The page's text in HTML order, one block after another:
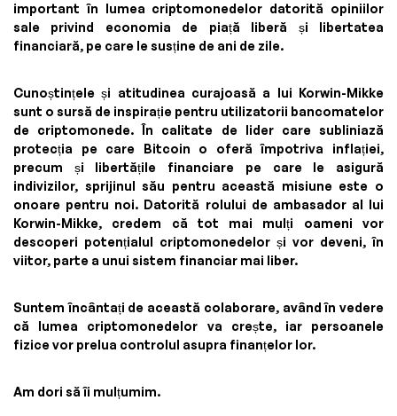
important în lumea criptomonedelor datorită opiniilor
sale privind economia de piață liberă și libertatea
financiară, pe care le susține de ani de zile.
Cunoștințele și atitudinea curajoasă a lui Korwin-Mikke
sunt o sursă de inspirație pentru utilizatorii bancomatelor
de criptomonede. În calitate de lider care subliniază
protecția pe care Bitcoin o oferă împotriva inflației,
precum și libertățile financiare pe care le asigură
indivizilor, sprijinul său pentru această misiune este o
onoare pentru noi. Datorită rolului de ambasador al lui
Korwin-Mikke, credem că tot mai mulți oameni vor
descoperi potențialul criptomonedelor și vor deveni, în
viitor, parte a unui sistem financiar mai liber.
Suntem încântați de această colaborare, având în vedere
că lumea criptomonedelor va crește, iar persoanele
fizice vor prelua controlul asupra finanțelor lor.
Am dori să îi mulțumim.